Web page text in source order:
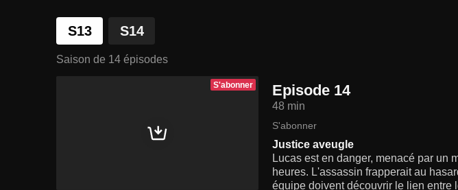
S13 S14
Saison de 14 épisodes
S'abonner Episode 14
48 min
S'abonner
Justice aveugle
Lucas est en danger, menacé par un
heures. L'assassin frapperait au
équipe doivent découvrir le lien entre